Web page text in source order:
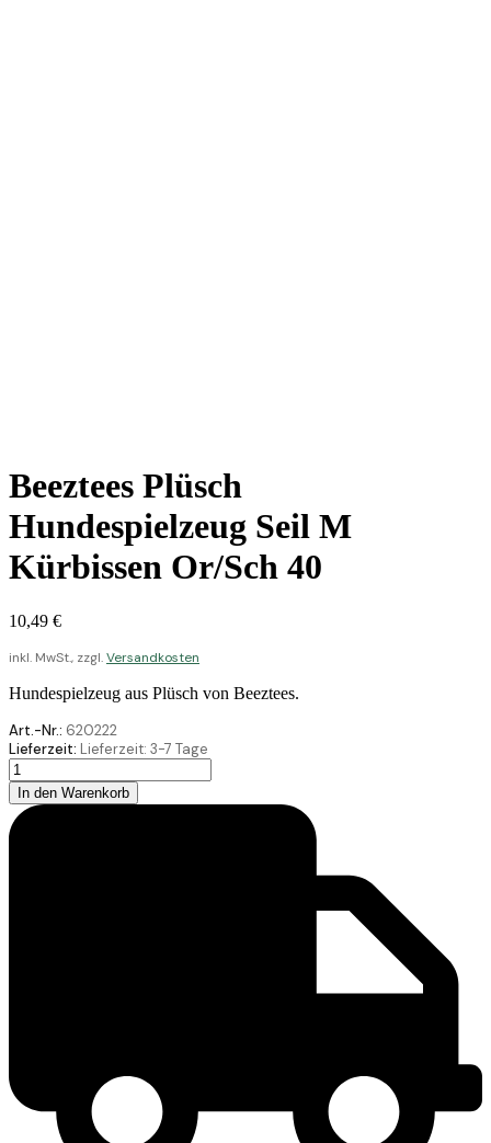
Beeztees Plüsch
Hundespielzeug Seil M
Kürbissen Or/Sch 40
10,49 €
inkl. MwSt., zzgl.Versandkosten
Hundespielzeug aus Plüsch von Beeztees.
Art.-Nr.: 620222
Lieferzeit: Lieferzeit: 3-7 Tage
Beeztees
Plüsch
Hundespielzeug
Seil
In den Warenkorb